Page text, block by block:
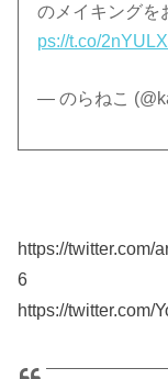
のメイキングを
ps://t.co/
— のらねこ
https://twitter.com/
6
https://twitter.com/